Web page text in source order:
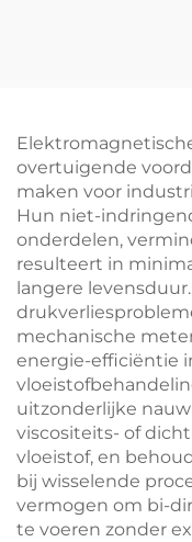
overtuigende
maken voor
Hun niet-
onderdelen,
resulteert in
langere
mechanische
energie-efficiëntie
uitzonderlijke
viscositeits- of
vloeistof, en
bij wisselende
vermogen om bi-
te voeren zonder